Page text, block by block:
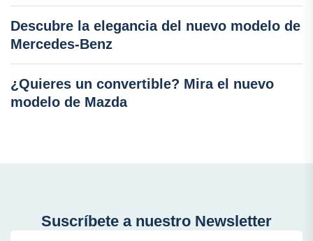
Descubre la elegancia del nuevo modelo de
Mercedes-Benz
¿Quieres un convertible? Mira el nuevo
modelo de Mazda
Suscríbete a nuestro Newsletter